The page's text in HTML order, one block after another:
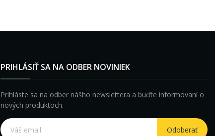
PRIHLÁSIŤ SA NA ODBER NOVINIEK
Prihláste sa na odber nášho newslettera a buďte informovaní o
nových produktoch.
Odoberať